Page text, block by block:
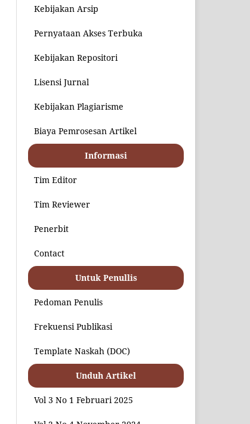
Kebijakan Arsip
Pernyataan Akses Terbuka
Kebijakan Repositori
Lisensi Jurnal
Kebijakan Plagiarisme
Biaya Pemrosesan Artikel
Informasi
Tim Editor
Tim Reviewer
Penerbit
Contact
Untuk Penullis
Pedoman Penulis
Frekuensi Publikasi
Template Naskah (DOC)
Unduh Artikel
Vol 3 No 1 Februari 2025